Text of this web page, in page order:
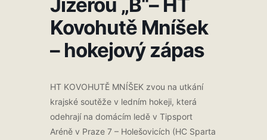
Kovohutě Mníšek
– hokejový zápas
HT KOVOHUTĚ MNÍŠEK zvou na utkání
krajské soutěže v ledním hokeji, která
odehrají na domácím ledě v Tipsport
Aréně v Praze 7 – Holešovicích (HC Sparta